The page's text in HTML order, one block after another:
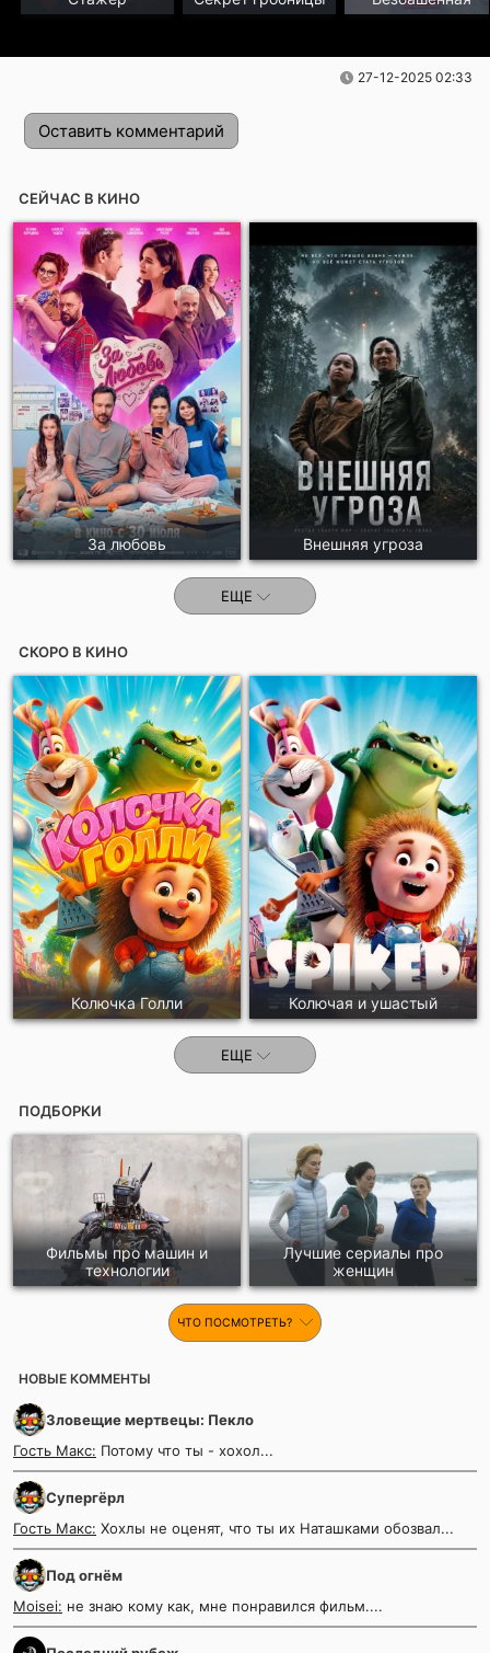
27-12-2025 02:33
Оставить комментарий
Отправить!
СЕЙЧАС В КИНО
За любовь Внешняя угроза
ЕЩЕ
СКОРО В КИНО
Колючка Голли Колючая и ушастый
ЕЩЕ
ПОДБОРКИ
Фильмы про машин и
технологии
Лучшие сериалы про
женщин
ЧТО ПОСМОТРЕТЬ?
НОВЫЕ КОММЕНТЫ
Зловещие мертвецы: Пекло
Гость Макс: Потому что ты - хохол...
Супергёрл
Гость Макс: Хохлы не оценят, что ты их Наташками обозвал...
Под огнём
Moisei: не знаю кому как, мне понравился фильм....